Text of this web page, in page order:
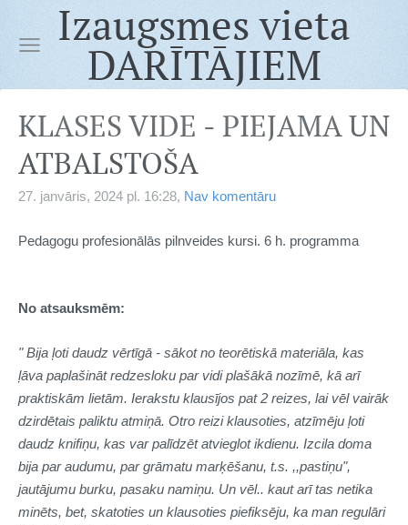
Izaugsmes vieta
DARĪTĀJIEM
KLASES VIDE - PIEJAMA UN
ATBALSTOŠA
27. janvāris, 2024 pl. 16:28, Nav komentāru
Pedagogu profesionālās pilnveides kursi. 6 h. programma
No atsauksmēm:
"Bija ļoti daudz vērtīgā - sākot no teorētiskā materiāla, kas
ļāva paplašināt redzesloku par vidi plašākā nozīmē, kā arī
praktiskām lietām. Ierakstu klausījos pat 2 reizes, lai vēl vairāk
dzirdētais paliktu atmiņā. Otro reizi klausoties, atzīmēju ļoti
daudz knifiņu, kas var palīdzēt atvieglot ikdienu. Izcila doma
bija par audumu, par grāmatu marķēšanu, t.s. ,,pastiņu",
jautājumu burku, pasaku namiņu. Un vēl.. kaut arī tas netika
minēts, bet, skatoties un klausoties piefiksēju, ka man regulāri